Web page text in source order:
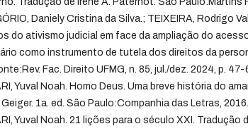
Daniely Cristina da Silva.; TEIXEIRA, Rodrigo
do ativismo judicial em face da ampliação do
como instrumento de tutela dos direitos da
Fac. Direito UFMG, n. 85, jul./dez. 2024, p. 47-
Yuval Noah. Homo Deus. Uma breve história do
Geiger. 1a. ed. São Paulo:Companhia das Letras, 2016.
Yuval Noah. 21 lições para o século XXI. Tradução